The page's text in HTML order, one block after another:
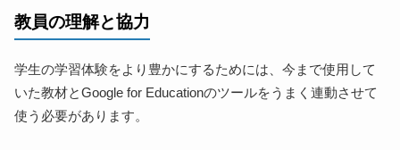
教員の理解と協力
学生の学習体験をより豊かにするためには、今まで使用して
いた教材とGoogle for Educationのツールをうまく連動させて
使う必要があります。